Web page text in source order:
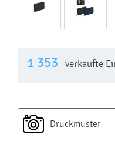
1 353 verkaufte
Druckmuster